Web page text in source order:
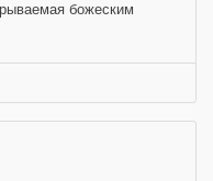
божеским